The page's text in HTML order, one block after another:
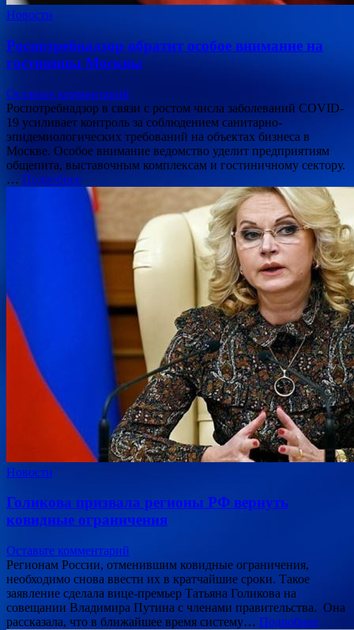
Новости
Роспотребнадзор обратит особое внимание на
гостиницы Москвы
Оставьте комментарий
Роспотребнадзор в связи с ростом числа заболеваний COVID-
19 усиливает контроль за соблюдением санитарно-
эпидемиологических требований на объектах бизнеса в
Москве. Особое внимание ведомство уделит предприятиям
общепита, выставочным комплексам и гостиничному сектору.
… Подробнее
Новости
Голикова призвала регионы РФ вернуть
ковидные ограничения
Оставьте комментарий
Регионам России, отменившим ковидные ограничения,
необходимо снова ввести их в кратчайшие сроки. Такое
заявление сделала вице-премьер Татьяна Голикова на
совещании Владимира Путина с членами правительства. Она
рассказала, что в ближайшее время систему… Подробнее